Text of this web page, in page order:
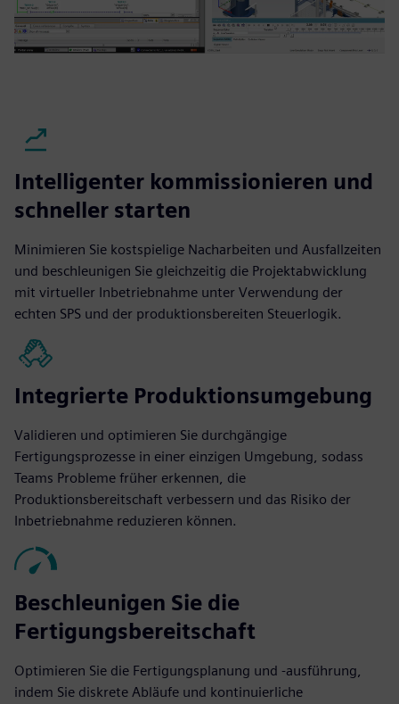
Intelligenter kommissionieren und
schneller starten
Minimieren Sie kostspielige Nacharbeiten und Ausfallzeiten
und beschleunigen Sie gleichzeitig die Projektabwicklung
mit virtueller Inbetriebnahme unter Verwendung der
echten SPS und der produktionsbereiten Steuerlogik.
Integrierte Produktionsumgebung
Validieren und optimieren Sie durchgängige
Fertigungsprozesse in einer einzigen Umgebung, sodass
Teams Probleme früher erkennen, die
Produktionsbereitschaft verbessern und das Risiko der
Inbetriebnahme reduzieren können.
Beschleunigen Sie die
Fertigungsbereitschaft
Optimieren Sie die Fertigungsplanung und -ausführung,
indem Sie diskrete Abläufe und kontinuierliche